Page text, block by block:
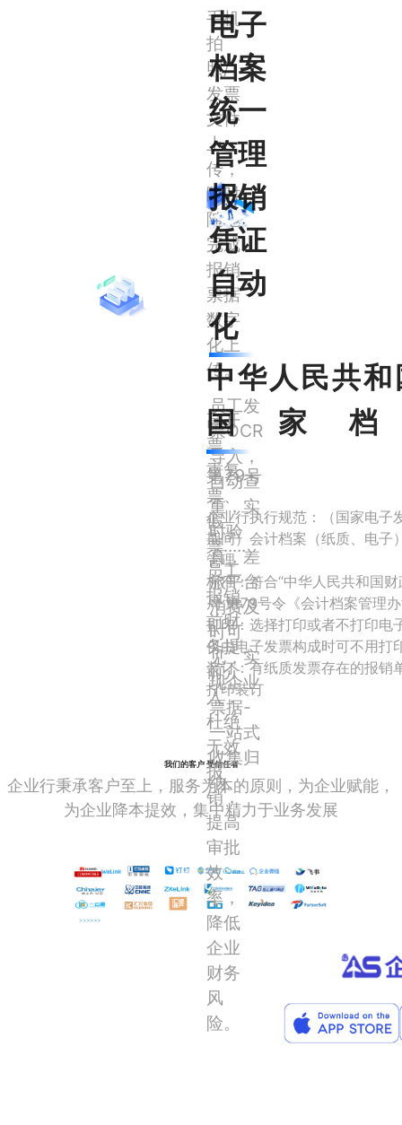
手机
拍
照/
发票
文件
上
传，
随时
随地
完成
报销
票据
数字
化上
传。
高开
票、
重复
票、
假
票.....
员工
报销
前财
务提
前介
入，
杜绝
无效
报
销，
提高
审批
效
率，
降低
企业
财务
风
险。
电子
档案
统一
管理
报销
凭证
自动
化
员工发
票OCR
导入，
自动查
重，实
时验
真，差
旅平台
消费及
时可
见，实
现企业
票据-
一站式
收集归
纳。
中华人民共
国家
第79号
企业行执行规范：（国家电子
期间）会计档案（纸质、电子
管理
标准：符合“中华人民共和国
局 第79号令《会计档案管理
打印：选择打印或者不打印电
仅由电子发票构成时可不用打
装订：有纸质发票存在的报销
打印装订
我们的客户 受信任者
企业行秉承客户至上，服务为本的原则，为企业赋能，
为企业降本提效，集中精力于业务发展